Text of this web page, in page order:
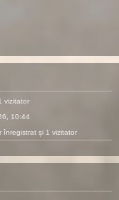
vizitator
10:44
înregistrat și 1 vizitator